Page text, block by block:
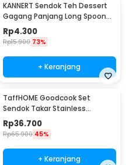
KANNERT Sendok Teh Dessert
Gagang Panjang Long Spoon
Stainless Steel - RR-11
Rp4.300
Rp15.900 73%
+ Keranjang
TaffHOME Goodcook Set
Sendok Takar Stainless
Measuring Spoon 8 PCS - 167
Rp36.700
Rp65.900 45%
+ Keranjang